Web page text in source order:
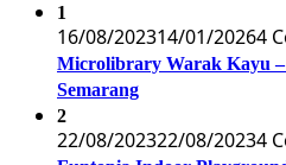
1
16/08/202314/01/20264
Microlibrary Warak Kayu
Semarang
2
22/08/202322/08/20234